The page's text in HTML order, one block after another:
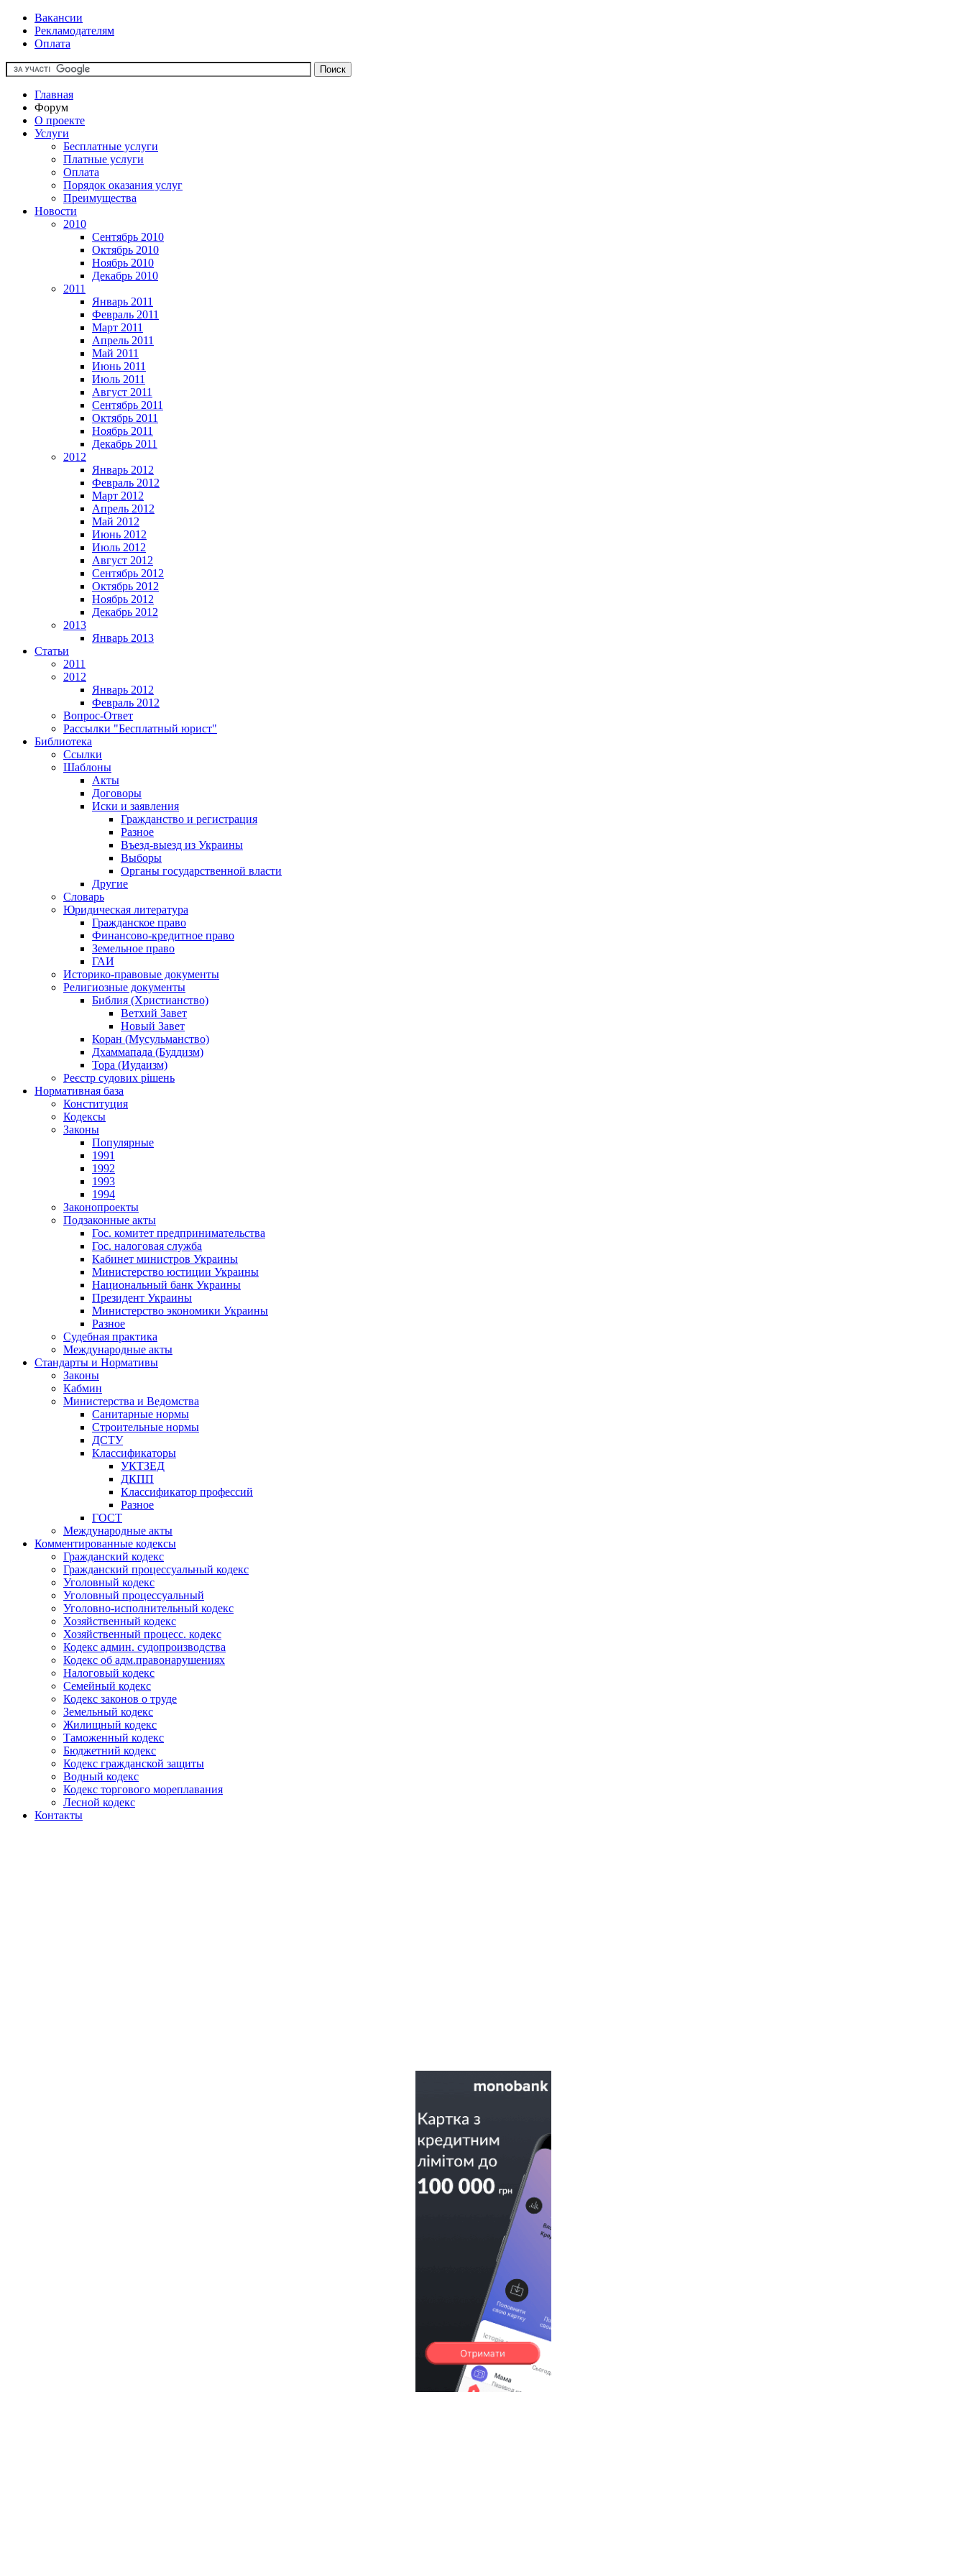
Вакансии
Рекламодателям
Оплата
Главная
Форум
О проекте
Услуги
Бесплатные услуги
Платные услуги
Оплата
Порядок оказания услуг
Преимущества
Новости
2010
Сентябрь 2010
Октябрь 2010
Ноябрь 2010
Декабрь 2010
2011
Январь 2011
Февраль 2011
Март 2011
Апрель 2011
Май 2011
Июнь 2011
Июль 2011
Август 2011
Сентябрь 2011
Октябрь 2011
Ноябрь 2011
Декабрь 2011
2012
Январь 2012
Февраль 2012
Март 2012
Апрель 2012
Май 2012
Июнь 2012
Июль 2012
Август 2012
Сентябрь 2012
Октябрь 2012
Ноябрь 2012
Декабрь 2012
2013
Январь 2013
Статьи
2011
2012
Январь 2012
Февраль 2012
Вопрос-Ответ
Рассылки "Бесплатный юрист"
Библиотека
Ссылки
Шаблоны
Акты
Договоры
Иски и заявления
Гражданство и регистрация
Разное
Въезд-выезд из Украины
Выборы
Органы государственной власти
Другие
Словарь
Юридическая литература
Гражданское право
Финансово-кредитное право
Земельное право
ГАИ
Историко-правовые документы
Религиозные документы
Библия (Христианство)
Ветхий Завет
Новый Завет
Коран (Мусульманство)
Дхаммапада (Буддизм)
Тора (Иудаизм)
Реєстр судових рішень
Нормативная база
Конституция
Кодексы
Законы
Популярные
1991
1992
1993
1994
Законопроекты
Подзаконные акты
Гос. комитет предпринимательства
Гос. налоговая служба
Кабинет министров Украины
Министерство юстиции Украины
Национальный банк Украины
Президент Украины
Министерство экономики Украины
Разное
Судебная практика
Международные акты
Стандарты и Нормативы
Законы
Кабмин
Министерства и Ведомства
Санитарные нормы
Строительные нормы
ДСТУ
Классификаторы
УКТЗЕД
ДКПП
Классификатор профессий
Разное
ГОСТ
Международные акты
Комментированные кодексы
Гражданский кодекс
Гражданский процессуальный кодекс
Уголовный кодекс
Уголовный процессуальный
Уголовно-исполнительный кодекс
Хозяйственный кодекс
Хозяйственный процесс. кодекс
Кодекс админ. судопроизводства
Кодекс об адм.правонарушениях
Налоговый кодекс
Семейный кодекс
Кодекс законов о труде
Земельный кодекс
Жилищный кодекс
Таможенный кодекс
Бюджетний кодекс
Кодекс гражданской защиты
Водный кодекс
Кодекс торгового мореплавания
Лесной кодекс
Контакты